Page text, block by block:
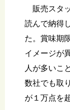
販売スタ
読んで納得
た。賞味期
イメージが
人が多いこ
数社でも取
が１万点を